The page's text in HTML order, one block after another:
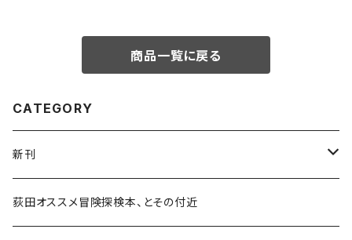
商品一覧に戻る
CATEGORY
新刊
和書
荻田オススメ冒険探検本、とその付近